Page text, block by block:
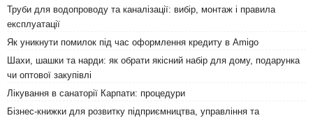
Труби для водопроводу та каналізації: вибір, монтаж і правила
експлуатації
Як уникнути помилок під час оформлення кредиту в Amigo
Шахи, шашки та нарди: як обрати якісний набір для дому, подарунка
чи оптової закупівлі
Лікування в санаторії Карпати: процедури
Бізнес-книжки для розвитку підприємництва, управління та